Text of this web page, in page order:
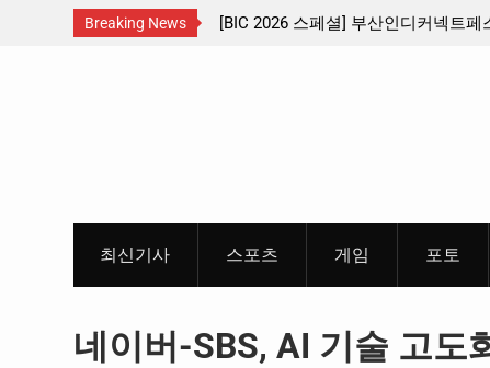
Breaking News
권 서남부 교통
[BIC 2026 스페셜] 부산인디커넥트페스티벌 출
최신기사 스포츠 게임 포토
네이버-SBS, AI 기술 고도